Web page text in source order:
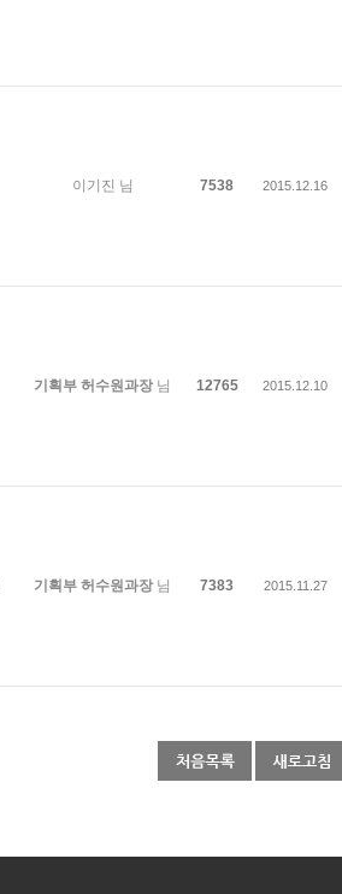
이기진 님 7538 2015.12.16
기획부 허수원과장 님 12765 2015.12.10
기획부 허수원과장 님 7383 2015.11.27